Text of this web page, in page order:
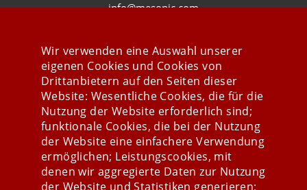
info@mesonic.com
Stay connected
Wir verwenden eine Auswahl unserer
eigenen Cookies und Cookies von
Drittanbietern auf den Seiten dieser
Website: Wesentliche Cookies, die für die
Nutzung der Website erforderlich sind;
funktionale Cookies, die bei der Nutzung
der Website eine einfachere Verwendung
ermöglichen; Leistungscookies, mit
denen wir aggregierte Daten zur Nutzung
der Website und Statistiken generieren;